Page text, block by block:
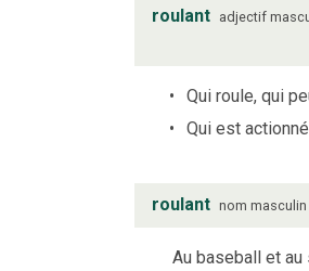
roulant adjectif
Qui roule, qui
Qui est
roulant nom masculin
Au baseball et